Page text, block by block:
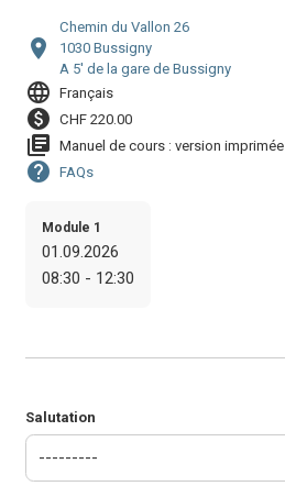
location_on
Chemin du Vallon 26
1030 Bussigny
A 5' de la gare de Bussigny
language Français
paid CHF 220.00
library_books Manuel de cours : version imprimée
help FAQs
Module 1
01.09.2026
08:30 - 12:30
Salutation